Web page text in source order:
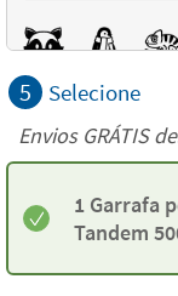
5 Selecione
Envios GRÁTIS
1 Garrafa
Tandem